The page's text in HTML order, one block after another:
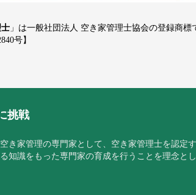
」は一般社団法人 空き家管理士協会の登録商標
号】
挑戦
き家管理の専門家として、空き家管理士を認定
知識をもった専門家の育成を行うことを理念とし